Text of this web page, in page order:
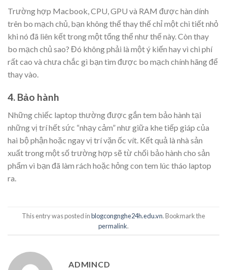
Trường hợp Macbook, CPU, GPU và RAM được hàn dính
trên bo mạch chủ, bạn không thể thay thế chỉ một chi tiết nhỏ
khi nó đã liên kết trong một tổng thể như thế này. Còn thay
bo mạch chủ sao? Đó không phải là một ý kiến hay vì chi phí
rất cao và chưa chắc gì bạn tìm được bo mạch chính hãng để
thay vào.
4. Bảo hành
Những chiếc laptop thường được gắn tem bảo hành tại
những vị trí hết sức “nhạy cảm” như giữa khe tiếp giáp của
hai bộ phận hoặc ngay vị trí vặn ốc vít. Kết quả là nhà sản
xuất trong một số trường hợp sẽ từ chối bảo hành cho sản
phẩm vì bạn đã làm rách hoặc hỏng con tem lúc tháo laptop
ra.
This entry was posted inblogcongnghe24h.edu.vn. Bookmark the
permalink.
ADMINCD